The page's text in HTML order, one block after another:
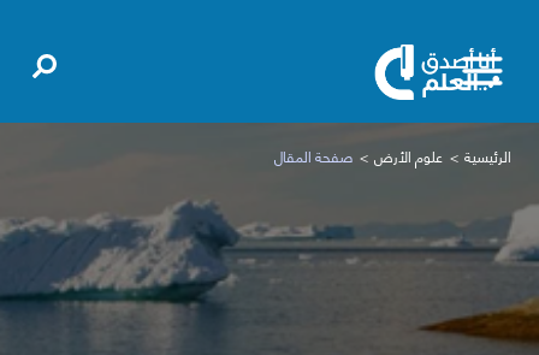
الرئيسية علوم الأرض صفحة المقال